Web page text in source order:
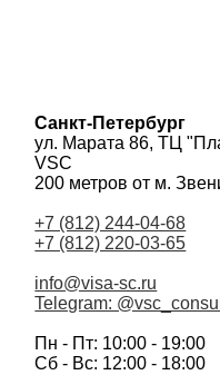
Санкт-Петербург
ул. Марата 86, ТЦ
VSC
200 метров от м.
+7 (812) 244-04-68
+7 (812) 220-03-65
info@visa-sc.ru
Telegram:
Пн - Пт: 10:00 - 19:00
Сб - Вс: 12:00 - 18:00